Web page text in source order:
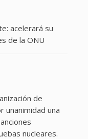
acelerará su
de la ONU
de
unanimidad una
nucleares.